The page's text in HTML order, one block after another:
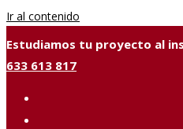
Ir al contenido
Estudiamos tu proyecto al
633 613 817